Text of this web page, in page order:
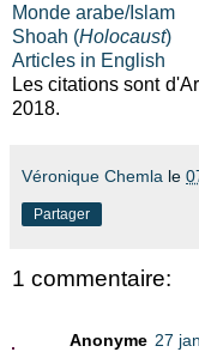
Monde arabe/Islam
Shoah (Holocaust)
Articles in English
Les citations sont
2018.
Véronique Chemla le
Partager
1 commentaire:
Anonyme 27